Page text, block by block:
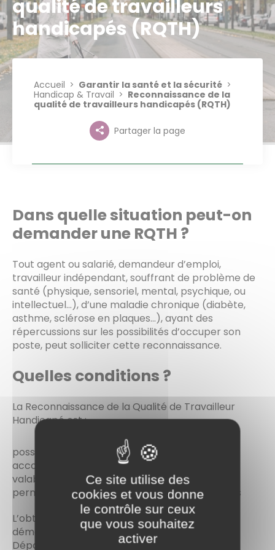
qualité de travailleurs
handicapés (RQTH)
Accueil
Garantir la santé et la sécurité
Handicap & Travail
Reconnaissance de la
qualité de travailleurs handicapés (RQTH)
Partager la page
Dans quelle situation peut-on
demander une RQTH ?
Tout agent ou salarié, demandeur d’emploi,
travailleur indépendant, souffrant de problème de
santé (physique, sensoriel, mental, psychique, ou
intellectuel…), d’une maladie chronique (diabète,
asthme, sclérose en plaques…), ayant des
répercussions sur les possibilités d’occuper son
poste, peut solliciter cette reconnaissance.
Quelles conditions ?
La Reconnaissance de la Qualité de Travailleur
Handicapé est :
possible à partir de l’âge de 16 ans
accordée pour une durée de 1 à 10 ans
valable sur l’ensemble du territoire français
permet d’accéder à des aides et à des services
L’obtention de la RQTH doit faire l’objet d’une
démarche personnelle auprès de la Maison
Départementale des Personnes Handicapées
Ce site utilise des
cookies et vous donne
le contrôle sur ceux
que vous souhaitez
activer